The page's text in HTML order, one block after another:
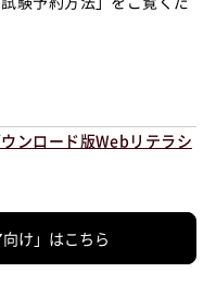
ンロード版Webリテラシ
け」はこちら